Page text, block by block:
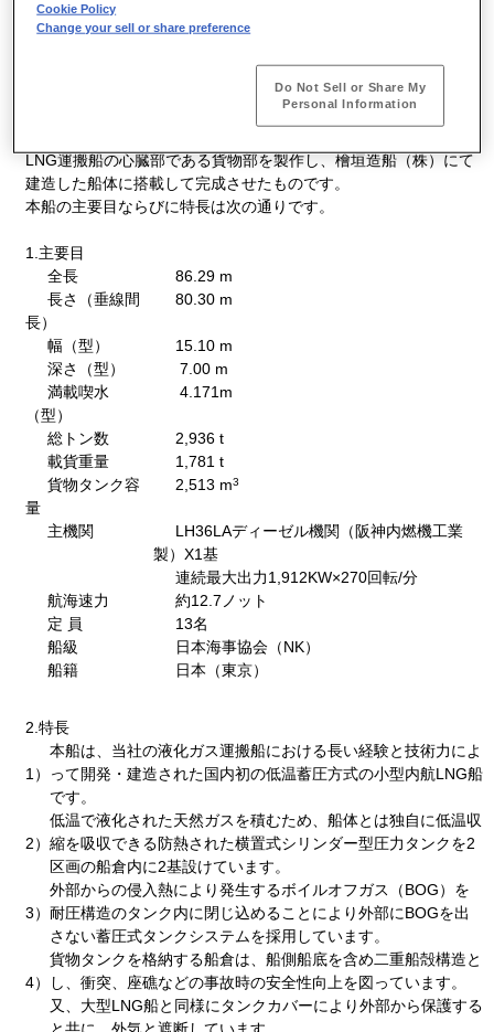
川崎造船は、本日、運輸施設整備事業団および新和ケミカルタン
型LNG運搬船「第一新珠丸」（当社第
LNG運搬船の心臓部である貨物部を製作し、檜垣造船（株）にて
建造した船体に搭載して完成させたものです。
本船の主要目ならびに特長は次の通りです。
1.主要目
全長
86.29 m
長さ（垂線間
長）
80.30 m
幅（型）
15.10 m
深さ（型）
7.00 m
満載喫水
（型）
4.171m
総トン数
2,936 t
載貨重量
1,781 t
貨物タンク容
量
2,513 m3
主機関
LH36LAディーゼル機関（阪神内燃機工業
製）X1基
連続最大出力1,912KW×270回転/分
航海速力
約12.7ノット
定 員
13名
船級
日本海事協会（NK）
船籍
日本（東京）
2.特長
1）
本船は、当社の液化ガス運搬船における長い経験と技術力によ
って開発・建造された国内初の低温蓄圧方式の小型内航LNG船
です。
2）
低温で液化された天然ガスを積むため、船体とは独自に低温収
縮を吸収できる防熱された横置式シリンダー型圧力タンクを2
区画の船倉内に2基設けています。
3）
外部からの侵入熱により発生するボイルオフガス（BOG）を
耐圧構造のタンク内に閉じ込めることにより外部にBOGを出
さない蓄圧式タンクシステムを採用しています。
4）
貨物タンクを格納する船倉は、船側船底を含め二重船殻構造と
し、衝突、座礁などの事故時の安全性向上を図っています。
又、大型LNG船と同様にタンクカバーにより外部から保護する
Cookie Policy
Change your sell or share preference
Do Not Sell or Share My
Personal Information